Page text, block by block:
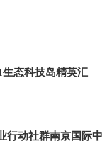
态科技岛精英汇
行动社群南京国际中